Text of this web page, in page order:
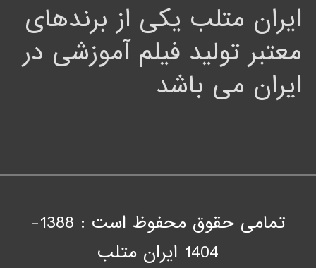
ایران متلب یکی از برندهای
معتبر تولید فیلم آموزشی در
ایران می باشد
تمامی حقوق محفوظ است : 1388-
1404 ايران متلب